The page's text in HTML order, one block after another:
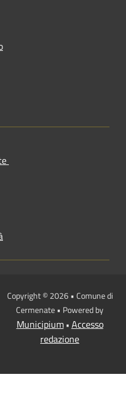
Copyright © 2026 • Comune di
Cermenate • Powered by
Municipium• Accesso
redazione